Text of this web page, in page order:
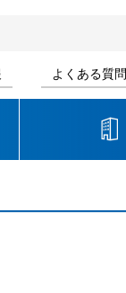
よくある質問